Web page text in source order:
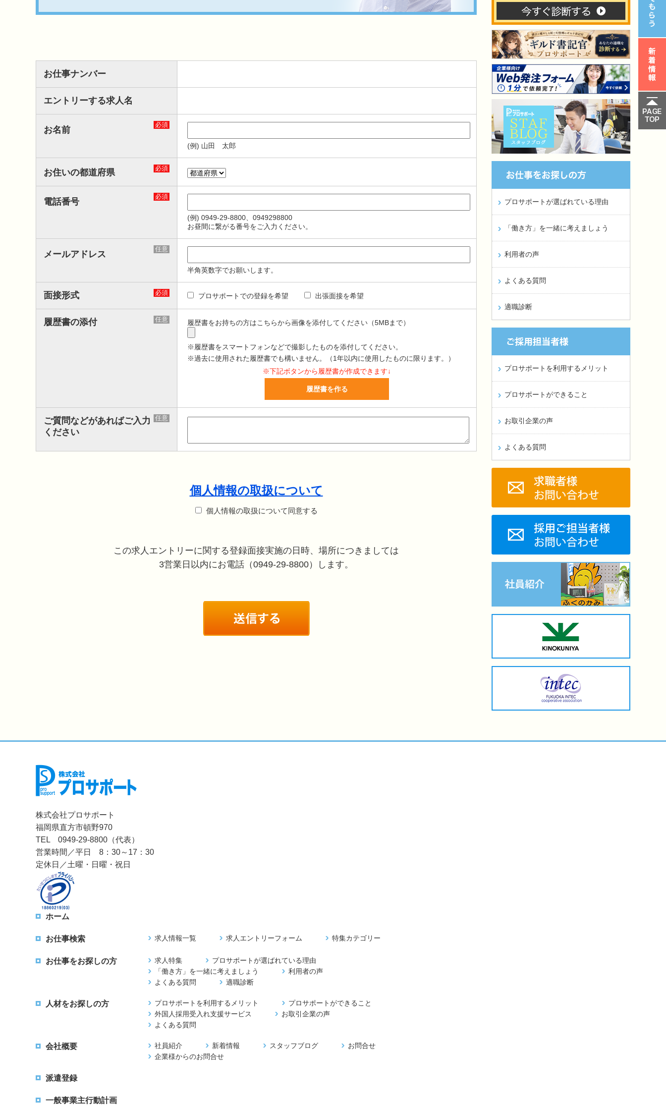
お仕事ナンバー
エントリーする求人名
お名前
必須
(例) 山田 太郎
お住いの都道府県 必須
電話番号
必須
(例) 0949-29-8800、0949298800
お昼間に繋がる番号をご入力ください。
メールアドレス
任意
半角英数字でお願いします。
面接形式 必須 プロサポートでの登録を希望 出張面接を希望
履歴書の添付 任意 履歴書をお持ちの方はこちらから画像を添付してください（5MBまで）
※履歴書をスマートフォンなどで撮影したものを添付してください。
※過去に使用された履歴書でも構いません。（1年以内に使用したものに限ります。）
※下記ボタンから履歴書が作成できます↓
履歴書を作る
ご質問などがあればご入力
ください
任意
個人情報の取扱について
個人情報の取扱について同意する
この求人エントリーに関する登録面接実施の日時、場所につきましては
3営業日以内にお電話（0949-29-8800）します。
プロサポートが選ばれている理由
「働き方」を一緒に考えましょう
利用者の声
よくある質問
適職診断
プロサポートを利用するメリット
プロサポートができること
お取引企業の声
よくある質問
株式会社プロサポート
福岡県直方市頓野970
TEL 0949-29-8800（代表）
営業時間／平日 8：30～17：30
定休日／土曜・日曜・祝日
ホーム
お仕事検索 求人情報一覧 求人エントリーフォーム 特集カテゴリー
お仕事をお探しの方 求人特集
プロサポートが選ばれている理由
「働き方」を一緒に考えましょう
利用者の声
よくある質問
適職診断
人材をお探しの方 プロサポートを利用するメリット
プロサポートができること
外国人採用受入れ支援サービス
お取引企業の声
よくある質問
会社概要 社員紹介 新着情報 スタッフブログ
お問合せ
企業様からのお問合せ
派遣登録
一般事業主行動計画